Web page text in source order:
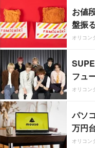
お値
盤振
オリコン
フュ
オリコン
パソ
万円
オリコン